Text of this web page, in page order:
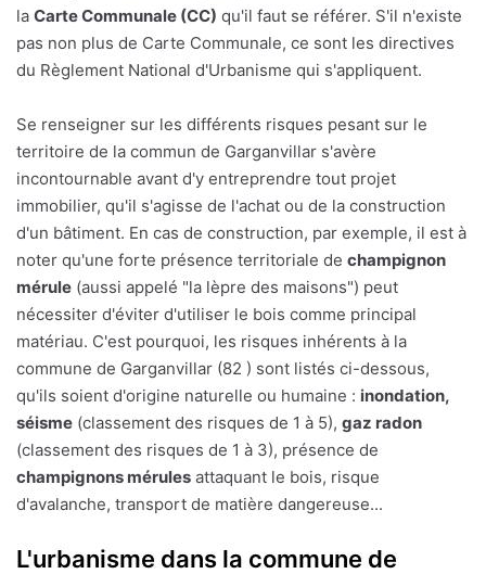
la Carte Communale (CC) qu'il faut se référer. S'il n'existe
pas non plus de Carte Communale, ce sont les directives
du Règlement National d'Urbanisme qui s'appliquent.
Se renseigner sur les différents risques pesant sur le
territoire de la commun de Garganvillar s'avère
incontournable avant d'y entreprendre tout projet
immobilier, qu'il s'agisse de l'achat ou de la construction
d'un bâtiment. En cas de construction, par exemple, il est à
noter qu'une forte présence territoriale de champignon
mérule (aussi appelé "la lèpre des maisons") peut
nécessiter d'éviter d'utiliser le bois comme principal
matériau. C'est pourquoi, les risques inhérents à la
commune de Garganvillar (82 ) sont listés ci-dessous,
qu'ils soient d'origine naturelle ou humaine : inondation,
séisme (classement des risques de 1 à 5), gaz radon
(classement des risques de 1 à 3), présence de
champignons mérules attaquant le bois, risque
d'avalanche, transport de matière dangereuse...
L'urbanisme dans la commune de